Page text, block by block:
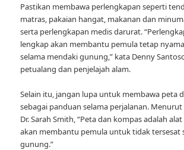
Pastikan membawa perlengkapan seperti
matras, pakaian hangat, makanan dan
serta perlengkapan medis darurat.
lengkap akan membantu pemula tetap
selama mendaki gunung,” kata Denny
petualang dan penjelajah alam.
Selain itu, jangan lupa untuk membawa peta
sebagai panduan selama perjalanan.
Dr. Sarah Smith, “Peta dan kompas adalah
akan membantu pemula untuk tidak tersesat
gunung.”